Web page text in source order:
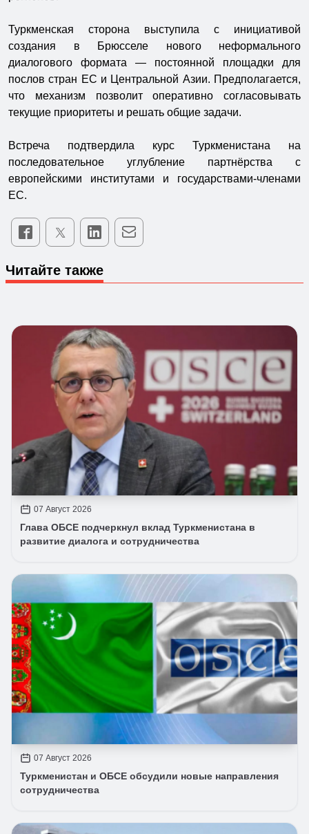
Туркменская сторона выступила с инициативой
создания в Брюсселе нового неформального
диалогового формата — постоянной площадки для
послов стран ЕС и Центральной Азии. Предполагается,
что механизм позволит оперативно согласовывать
текущие приоритеты и решать общие задачи.
Встреча подтвердила курс Туркменистана на
последовательное углубление партнёрства с
европейскими институтами и государствами-членами
ЕС.
Читайте также
07 Август 2026
Глава ОБСЕ подчеркнул вклад Туркменистана в
развитие диалога и сотрудничества
07 Август 2026
Туркменистан и ОБСЕ обсудили новые направления
сотрудничества